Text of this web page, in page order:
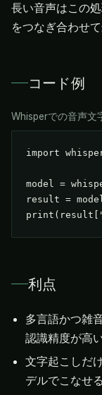
長い音声はこの
をつなぎ合わせ
コード例
Whisperでの音声文
import
model =
result =
利点
多言語かつ雑
認識精度が高
文字起こしだ
デルでこなせる